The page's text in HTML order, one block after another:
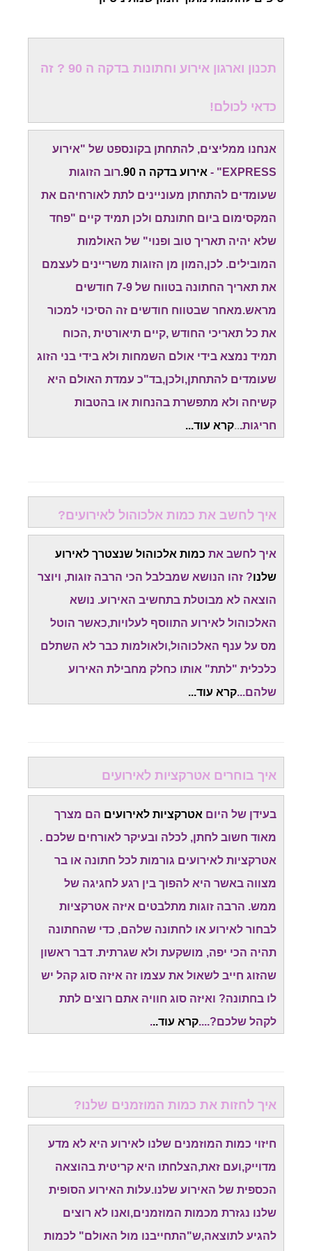
תכנון וארגון אירוע וחתונות בדקה ה 90 ? זה
כדאי לכולם!
אנחנו ממליצים, להתחתן בקונספט של "אירוע
EXPRESS" -
אירוע בדקה ה 90.
רוב הזוגות
שעומדים להתחתן מעוניינים לתת לאורחיהם את
המקסימום ביום חתונתם ולכן תמיד קיים "פחד
שלא יהיה תאריך טוב ופנוי" של האולמות
המובילים. לכן,המון מן הזוגות משריינים לעצמם
את תאריך החתונה בטווח של 7-9 חודשים
מראש.מאחר שבטווח חודשים זה הסיכוי למכור
את כל תאריכי החודש ,קיים תיאורטית ,הכוח
תמיד נמצא בידי אולם השמחות ולא בידי בני הזוג
שעומדים להתחתן,ולכן,בד"כ עמדת האולם היא
קשיחה ולא מתפשרת בהנחות או בהטבות
חריגות...קרא עוד...
איך לחשב את כמות אלכוהול לאירועים?
איך לחשב את כמות אלכוהול שנצטרך לאירוע
שלנו? זהו הנושא שמבלבל הכי הרבה זוגות, ויוצר
הוצאה לא מבוטלת בתחשיב האירוע. נושא
האלכוהול לאירוע התווסף לעלויות,כאשר הוטל
מס על ענף האלכוהול,ולאולמות כבר לא השתלם
כלכלית "לתת" אותו כחלק מחבילת האירוע
שלהם...קרא עוד...
איך בוחרים אטרקציות לאירועים
בעידן של היום אטרקציות לאירועים הם מצרך
מאוד חשוב לחתן, לכלה ובעיקר לאורחים שלכם .
אטרקציות לאירועים גורמות לכל חתונה או בר
מצווה באשר היא להפוך בין רגע לחגיגה של
ממש. הרבה זוגות מתלבטים איזה אטרקציות
לבחור לאירוע או לחתונה שלהם, כדי שהחתונה
תהיה הכי יפה, מושקעת ולא שגרתית. דבר ראשון
שהזוג חייב לשאול את עצמו זה איזה סוג קהל יש
לו בחתונה? ואיזה סוג חוויה אתם רוצים לתת
לקהל שלכם?....קרא עוד...
איך לחזות את כמות המוזמנים שלנו?
חיזוי כמות המוזמנים שלנו לאירוע היא לא מדע
מדוייק,ועם זאת,הצלחתו היא קריטית בהוצאה
הכספית של האירוע שלנו.עלות האירוע הסופית
שלנו נגזרת מכמות המוזמנים,ואנו לא רוצים
להגיע לתוצאה,ש"התחייבנו מול האולם" לכמות